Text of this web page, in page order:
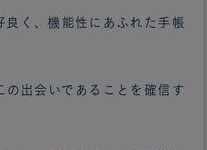
良く、機能性にあふれた手帳
出会いであることを確信す